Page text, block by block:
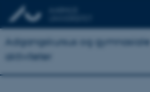
Adgangskursus og gymnasiale
aktiviteter